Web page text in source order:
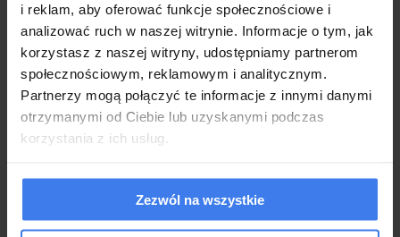
i reklam, aby oferować funkcje społecznościowe i
analizować ruch w naszej witrynie. Informacje o tym, jak
korzystasz z naszej witryny, udostępniamy partnerom
społecznościowym, reklamowym i analitycznym.
Partnerzy mogą połączyć te informacje z innymi danymi
otrzymanymi od Ciebie lub uzyskanymi podczas
korzystania z ich usług.
Zezwól na wszystkie